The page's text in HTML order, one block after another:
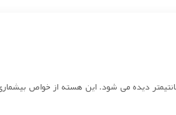
هندی، هسته ای صاف و براق است که در اندازه های ۳ تا ۱۰ سانتیمتر دیده می شود. این هسته از خواص